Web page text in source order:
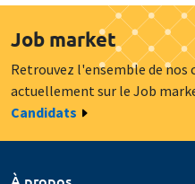
Job market
Retrouvez l'ensemble de nos
actuellement sur le Job
Candidats